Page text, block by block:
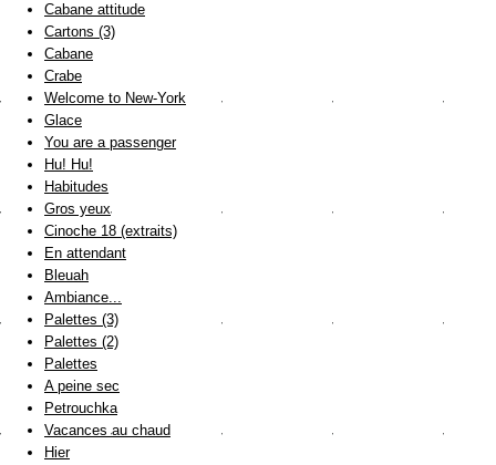
Cabane attitude
Cartons (3)
Cabane
Crabe
Welcome to New-York
Glace
You are a passenger
Hu! Hu!
Habitudes
Gros yeux
Cinoche 18 (extraits)
En attendant
Bleuah
Ambiance...
Palettes (3)
Palettes (2)
Palettes
A peine sec
Petrouchka
Vacances au chaud
Hier